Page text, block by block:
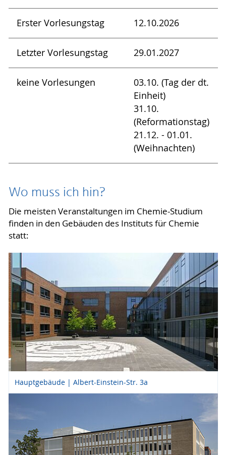
Erster Vorlesungstag 12.10.2026
Letzter Vorlesungstag 29.01.2027
keine Vorlesungen
03.10. (Tag der dt.
Einheit)
31.10.
(Reformationstag)
21.12. - 01.01.
(Weihnachten)
Wo muss ich hin?
Die meisten Veranstaltungen im Chemie-Studium
finden in den Gebäuden des Instituts für Chemie
statt:
Hauptgebäude | Albert-Einstein-Str. 3a